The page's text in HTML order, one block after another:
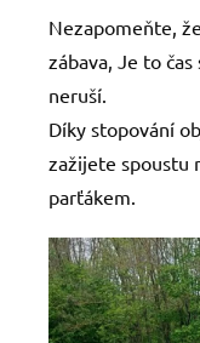
Nezapomeňte,
zábava, Je to
neruší.
Díky stopování
zažijete spoustu
parťákem.